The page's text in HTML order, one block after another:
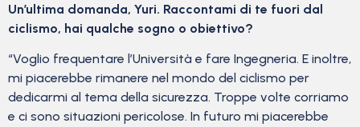
Un’ultima domanda, Yuri. Raccontami di te fuori dal
ciclismo, hai qualche sogno o obiettivo?
“Voglio frequentare l’Università e fare Ingegneria. E inoltre,
mi piacerebbe rimanere nel mondo del ciclismo per
dedicarmi al tema della sicurezza. Troppe volte corriamo
e ci sono situazioni pericolose. In futuro mi piacerebbe